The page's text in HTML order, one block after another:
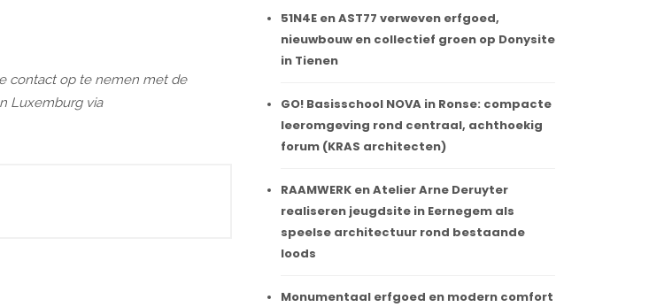
contact op te nemen met de
Luxemburg via
51N4E en AST77 verweven erfgoed,
nieuwbouw en collectief groen op Donysite
in Tienen
GO! Basisschool NOVA in Ronse: compacte
leeromgeving rond centraal, achthoekig
forum (KRAS architecten)
RAAMWERK en Atelier Arne Deruyter
realiseren jeugdsite in Eernegem als
speelse architectuur rond bestaande
loods
Monumentaal erfgoed en modern comfort